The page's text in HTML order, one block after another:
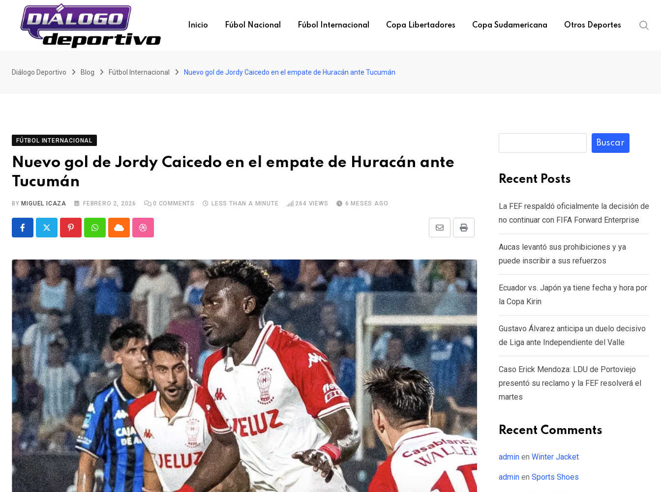
content
Inicio Fúbol Nacional Fúbol Internacional Copa Libertadores Copa Sudamericana Otros Deportes
Diálogo Deportivo Blog Fútbol Internacional Nuevo gol de Jordy Caicedo en el empate de Huracán ante Tucumán
FÚTBOL INTERNACIONAL
Nuevo gol de Jordy Caicedo en el empate de Huracán ante
Tucumán
BY MIGUEL ICAZA FEBRERO 2, 2026 0 COMMENTS LESS THAN A MINUTE 264 VIEWS 6 MESES AGO
PinterestWhatsappCloud StumbleUpon Print
Share
Email
Buscar
Recent Posts
La FEF respaldó oficialmente la decisión de
no continuar con FIFA Forward Enterprise
Aucas levantó sus prohibiciones y ya
puede inscribir a sus refuerzos
Ecuador vs. Japón ya tiene fecha y hora por
la Copa Kirin
Gustavo Álvarez anticipa un duelo decisivo
de Liga ante Independiente del Valle
Caso Erick Mendoza: LDU de Portoviejo
presentó su reclamo y la FEF resolverá el
martes
Recent Comments
admin en Winter Jacket
admin en Sports Shoes